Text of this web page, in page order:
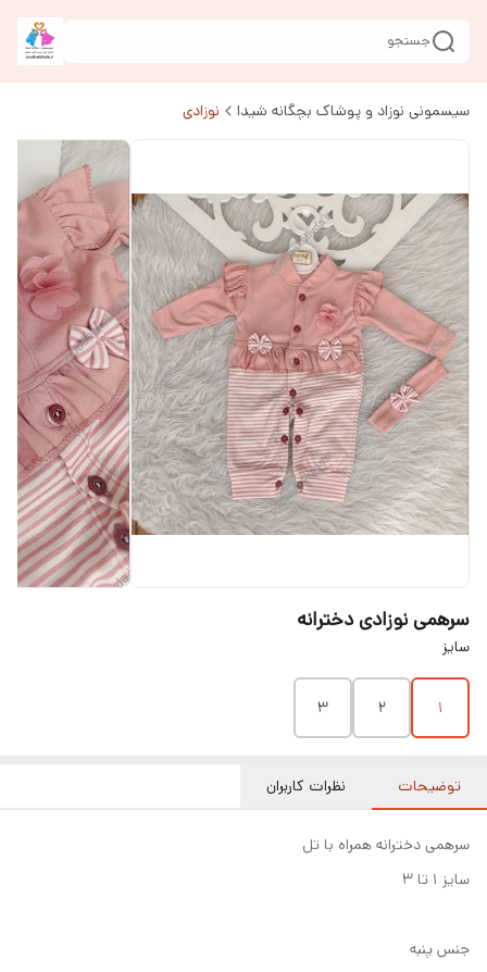
جستجو
سیسمونی نوزاد و پوشاک بچگانه شیدا نوزادی
سرهمی نوزادی دخترانه
سایز
۱ ۲ ۳
توضیحات نظرات کاربران
سرهمی دخترانه همراه با تل
سایز ۱ تا ۳
جنس پنبه